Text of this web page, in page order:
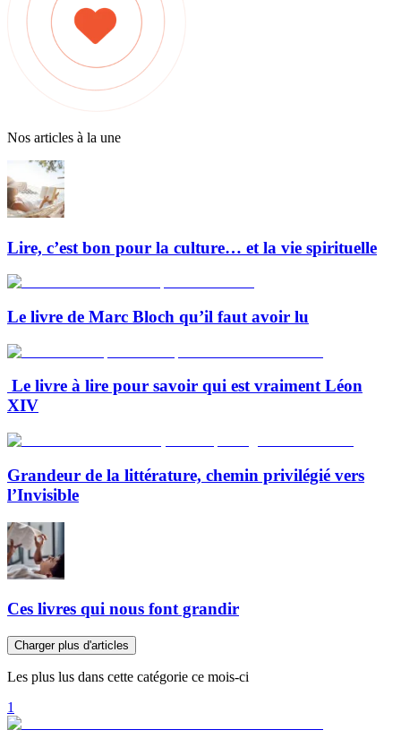
Nos articles à la une
Lire, c’est bon pour la culture… et la vie spirituelle
Le livre de Marc Bloch qu’il faut avoir lu
Le livre à lire pour savoir qui est vraiment Léon
XIV
Grandeur de la littérature, chemin privilégié vers
l’Invisible
Ces livres qui nous font grandir
Charger plus d'articles
Les plus lus dans cette catégorie ce mois-ci
1